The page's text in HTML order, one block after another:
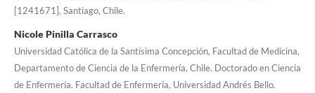
[1241671], Santiago, Chile.
Nicole Pinilla Carrasco
Universidad Católica de la Santísima Concepción, Facultad de Medicina,
Departamento de Ciencia de la Enfermería, Chile. Doctorado en Ciencia
de Enfermería. Facultad de Enfermería, Universidad Andrés Bello.